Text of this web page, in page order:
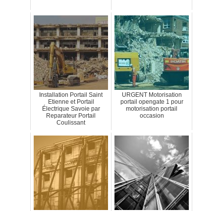
Installation Portail Saint
Etienne et Portail
Électrique Savoie par
Reparateur Portail
Coulissant
URGENT Motorisation
portail opengate 1 pour
motorisation portail
occasion